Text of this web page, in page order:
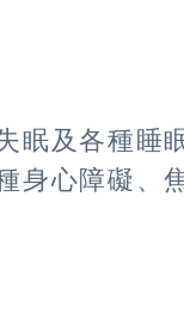
眠及各種睡
身心障礙、